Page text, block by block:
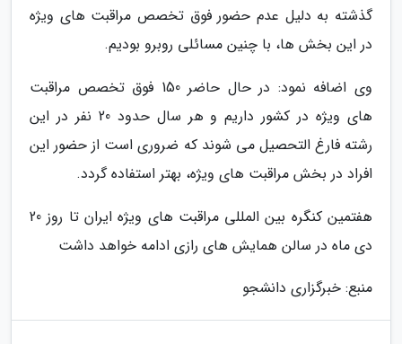
گذشته به دلیل عدم حضور فوق تخصص مراقبت های ویژه
در این بخش ها، با چنین مسائلی روبرو بودیم.
وی اضافه نمود: در حال حاضر 150 فوق تخصص مراقبت
های ویژه در کشور داریم و هر سال حدود 20 نفر در این
رشته فارغ التحصیل می شوند که ضروری است از حضور این
افراد در بخش مراقبت های ویژه، بهتر استفاده گردد.
هفتمین کنگره بین المللی مراقبت های ویژه ایران تا روز 20
دی ماه در سالن همایش های رازی ادامه خواهد داشت
منبع: خبرگزاری دانشجو